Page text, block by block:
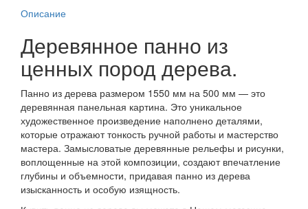
Описание
Деревянное панно из
ценных пород дерева.
Панно из дерева размером 1550 мм на 500 мм — это
деревянная панельная картина. Это уникальное
художественное произведение наполнено деталями,
которые отражают тонкость ручной работы и мастерство
мастера. Замысловатые деревянные рельефы и рисунки,
воплощенные на этой композиции, создают впечатление
глубины и объемности, придавая панно из дерева
изысканность и особую изящность.